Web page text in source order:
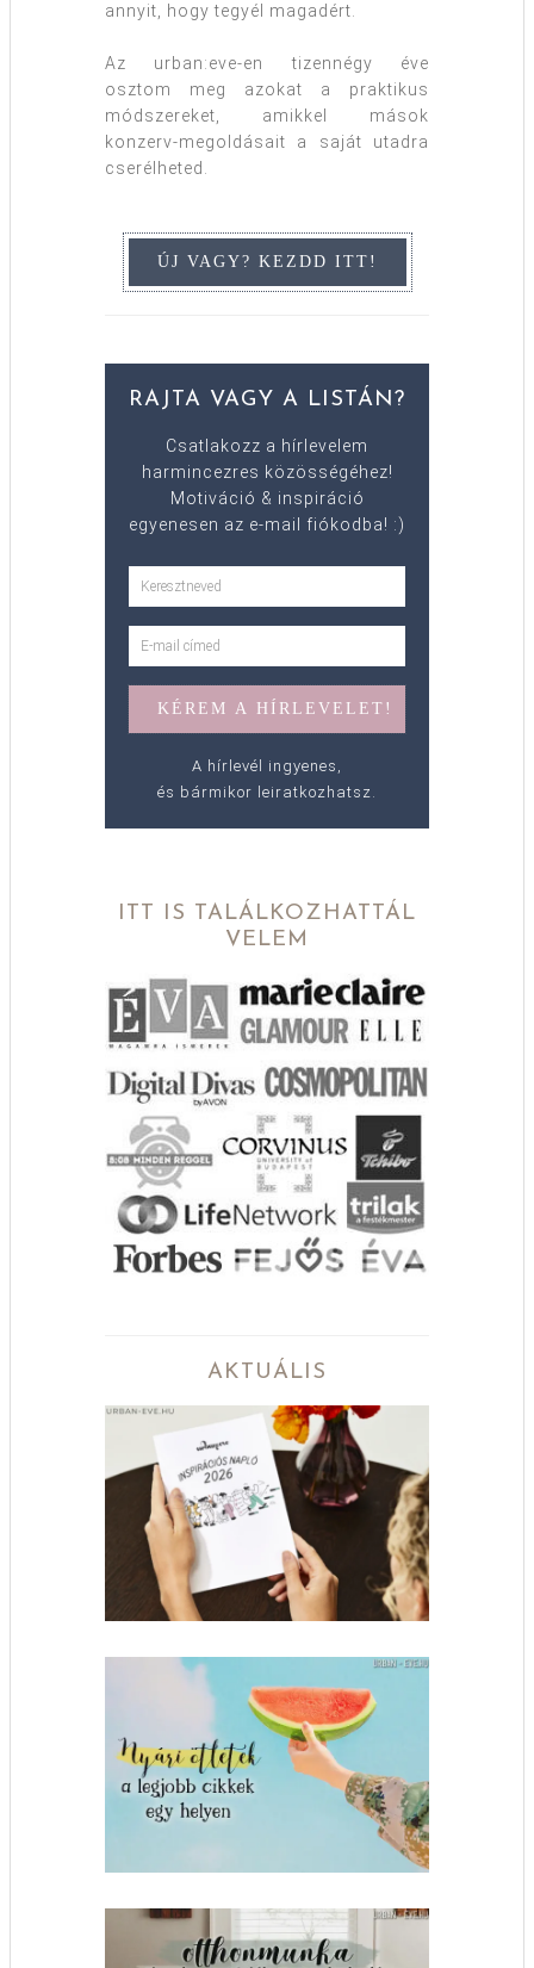
annyit, hogy tegyél magadért.
Az urban:eve-en tizennégy éve
osztom meg azokat a praktikus
módszereket, amikkel mások
konzerv-megoldásait a saját utadra
cserélheted.
RAJTA VAGY A LISTÁN?
Csatlakozz a hírlevelem
harmincezres közösségéhez!
Motiváció & inspiráció
egyenesen az e-mail fiókodba! :)
A hírlevél ingyenes,
és bármikor leiratkozhatsz.
ITT IS TALÁLKOZHATTÁL
VELEM
AKTUÁLIS